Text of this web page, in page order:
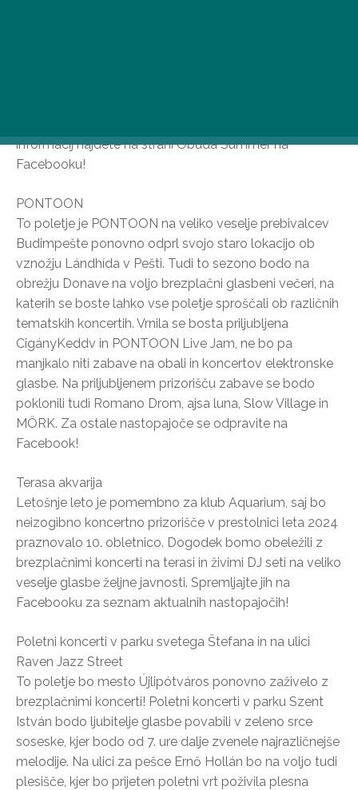
informacij najdete na strani Óbuda Summer na
Facebooku!
PONTOON
To poletje je PONTOON na veliko veselje prebivalcev
Budimpešte ponovno odprl svojo staro lokacijo ob
vznožju Lándhída v Pešti. Tudi to sezono bodo na
obrežju Donave na voljo brezplačni glasbeni večeri, na
katerih se boste lahko vse poletje sproščali ob različnih
tematskih koncertih. Vrnila se bosta priljubljena
CigányKeddv in PONTOON Live Jam, ne bo pa
manjkalo niti zabave na obali in koncertov elektronske
glasbe. Na priljubljenem prizorišču zabave se bodo
poklonili tudi Romano Drom, ajsa luna, Slow Village in
MÖRK. Za ostale nastopajoče se odpravite na
Facebook!
Terasa akvarija
Letošnje leto je pomembno za klub Aquarium, saj bo
neizogibno koncertno prizorišče v prestolnici leta 2024
praznovalo 10. obletnico. Dogodek bomo obeležili z
brezplačnimi koncerti na terasi in živimi DJ seti na veliko
veselje glasbe željne javnosti. Spremljajte jih na
Facebooku za seznam aktualnih nastopajočih!
Poletni koncerti v parku svetega Štefana in na ulici
Raven Jazz Street
To poletje bo mesto Újlipótváros ponovno zaživelo z
brezplačnimi koncerti! Poletni koncerti v parku Szent
István bodo ljubitelje glasbe povabili v zeleno srce
soseske, kjer bodo od 7. ure dalje zvenele najrazličnejše
melodije. Na ulici za pešce Ernő Hollán bo na voljo tudi
plesišče, kjer bo prijeten poletni vrt poživila plesna